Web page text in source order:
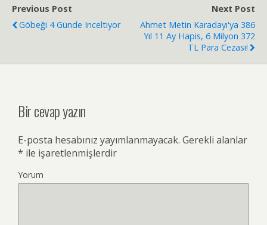
Previous Post
Göbeği 4 Günde Inceltiyor
Next Post
Ahmet Metin Karadayı'ya 386
Yıl 11 Ay Hapis, 6 Milyon 372
TL Para Cezası!
Bir cevap yazın
E-posta hesabınız yayımlanmayacak. Gerekli alanlar
* ile işaretlenmişlerdir
Yorum